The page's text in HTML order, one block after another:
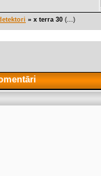
» x terra 30 (...)